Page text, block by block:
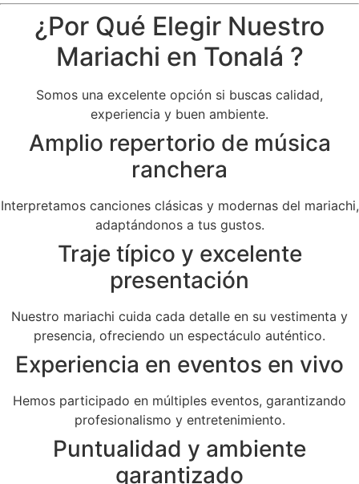
¿Por Qué Elegir Nuestro
Mariachi en Tonalá ?
Somos una excelente opción si buscas calidad,
experiencia y buen ambiente.
Amplio repertorio de música
ranchera
Interpretamos canciones clásicas y modernas del mariachi,
adaptándonos a tus gustos.
Traje típico y excelente
presentación
Nuestro mariachi cuida cada detalle en su vestimenta y
presencia, ofreciendo un espectáculo auténtico.
Experiencia en eventos en vivo
Hemos participado en múltiples eventos, garantizando
profesionalismo y entretenimiento.
Puntualidad y ambiente
garantizado